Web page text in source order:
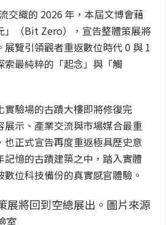
交織的 2026 年，本屆文博會藉
」（Bit Zero），宣告整體策展將
覽引領觀者重返數位時代 0 與 1
最純粹的「起念」與「觸
實驗場的古蹟大樓即將修復完
展示、產業交流與市場媒合最重
正式宣告再度重返極具歷史意
憶的古蹟建築之中，踏入實體
位科技備份的真實感官體驗。